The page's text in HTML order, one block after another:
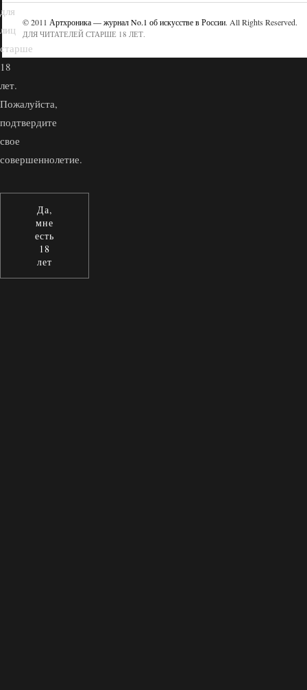
© 2011 Артхроника — журнал No.1 об искусстве в России. All Rights Reserved.
ДЛЯ ЧИТАТЕЛЕЙ СТАРШЕ 18 ЛЕТ.
для
лиц
старше
18
лет.
Пожалуйста,
подтвердите
свое
совершеннолетие.
Да,
мне
есть
18
лет